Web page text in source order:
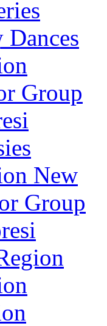
Group
New
Group